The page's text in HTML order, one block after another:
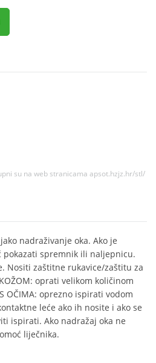
su na web stranicama apsot.hzjz.hr/stl/
nadraživanje oka. Ako je
pokazati spremnik ili naljepnicu.
Nositi zaštitne rukavice/zaštitu za
KOŽOM: oprati velikom količinom
OČIMA: oprezno ispirati vodom
leće ako ih nosite i ako se
ispirati. Ako nadražaj oka ne
liječnika.